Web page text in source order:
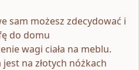
sam możesz zdecydować i
do domu
wagi ciała na meblu.
na złotych nóżkach